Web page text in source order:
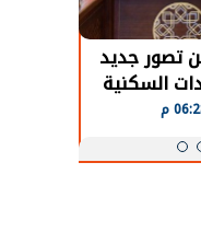
تصور جديد
السكنية